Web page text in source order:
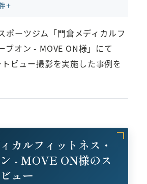
+
ポーツジム「門倉メディカルフ
ブオン - MOVE ON様」にて
ビュー撮影を実施した事例を
カルフィットネス・
- MOVE ON様のス
ュー